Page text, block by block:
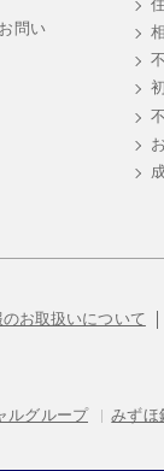
問い
お取扱いについて
ルグループ | みずほ